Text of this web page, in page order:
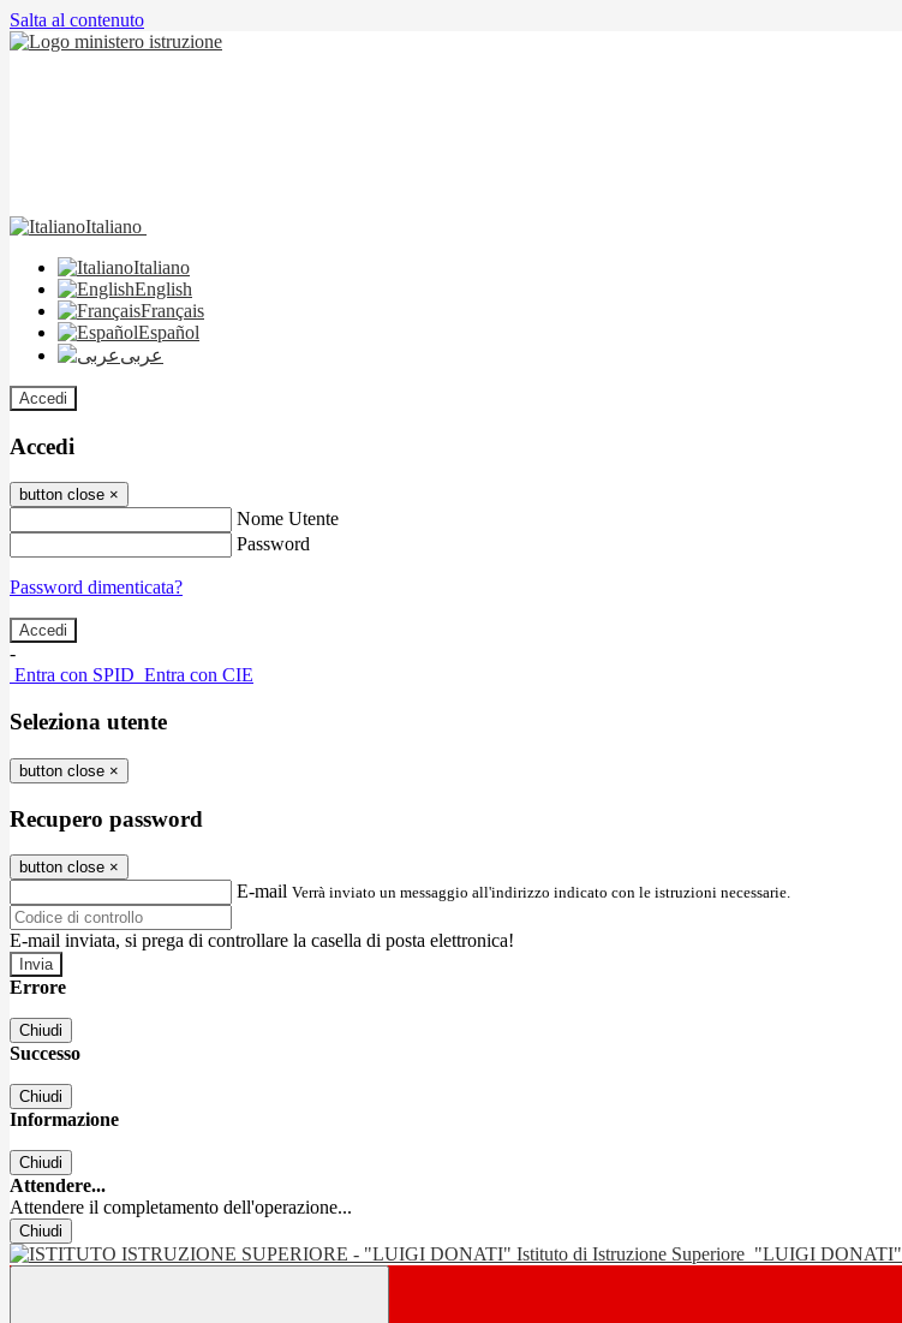
Salta al contenuto
Italiano
Italiano
English
Français
Español
عربى
Accedi
Accedi
button close ×
Nome Utente
Password
Password dimenticata?
-
Entra con SPID Entra con CIE
Seleziona utente
button close ×
Recupero password
button close ×
E-mail Verrà inviato un messaggio all'indirizzo indicato con le istruzioni necessarie.
E-mail inviata, si prega di controllare la casella di posta elettronica!
Errore
Chiudi
Successo
Chiudi
Informazione
Chiudi
Attendere...
Attendere il completamento dell'operazione...
Chiudi
Istituto di Istruzione Superiore "LUIGI DONATI"